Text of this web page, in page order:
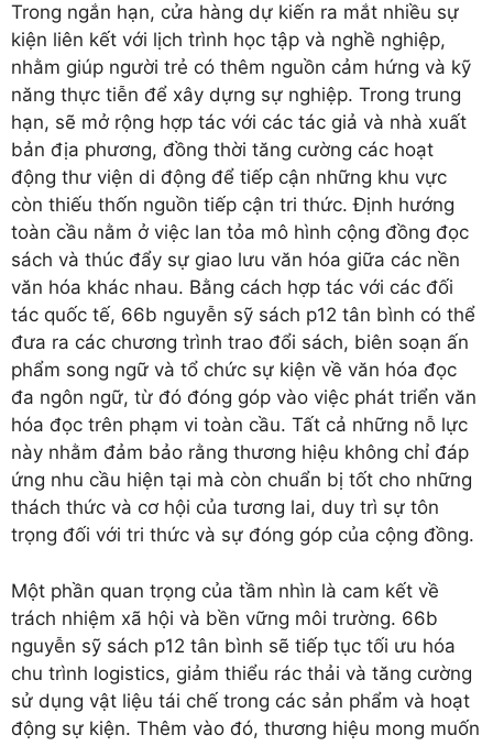
Trong ngắn hạn, cửa hàng dự kiến ra mắt nhiều sự
kiện liên kết với lịch trình học tập và nghề nghiệp,
nhằm giúp người trẻ có thêm nguồn cảm hứng và kỹ
năng thực tiễn để xây dựng sự nghiệp. Trong trung
hạn, sẽ mở rộng hợp tác với các tác giả và nhà xuất
bản địa phương, đồng thời tăng cường các hoạt
động thư viện di động để tiếp cận những khu vực
còn thiếu thốn nguồn tiếp cận tri thức. Định hướng
toàn cầu nằm ở việc lan tỏa mô hình cộng đồng đọc
sách và thúc đẩy sự giao lưu văn hóa giữa các nền
văn hóa khác nhau. Bằng cách hợp tác với các đối
tác quốc tế, 66b nguyễn sỹ sách p12 tân bình có thể
đưa ra các chương trình trao đổi sách, biên soạn ấn
phẩm song ngữ và tổ chức sự kiện về văn hóa đọc
đa ngôn ngữ, từ đó đóng góp vào việc phát triển văn
hóa đọc trên phạm vi toàn cầu. Tất cả những nỗ lực
này nhằm đảm bảo rằng thương hiệu không chỉ đáp
ứng nhu cầu hiện tại mà còn chuẩn bị tốt cho những
thách thức và cơ hội của tương lai, duy trì sự tôn
trọng đối với tri thức và sự đóng góp của cộng đồng.
Một phần quan trọng của tầm nhìn là cam kết về
trách nhiệm xã hội và bền vững môi trường. 66b
nguyễn sỹ sách p12 tân bình sẽ tiếp tục tối ưu hóa
chu trình logistics, giảm thiểu rác thải và tăng cường
sử dụng vật liệu tái chế trong các sản phẩm và hoạt
động sự kiện. Thêm vào đó, thương hiệu mong muốn